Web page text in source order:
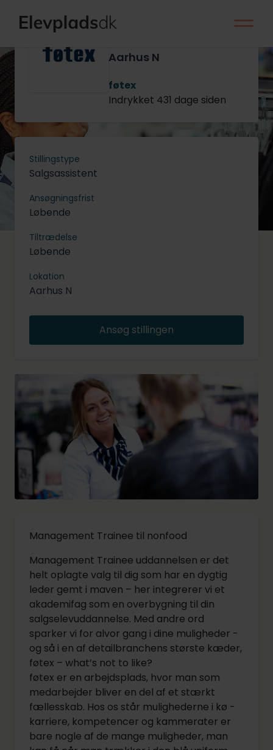
Trainee til
Aarhus N
føtex
Indrykket 431 dage siden
Stillingstype
Salgsassistent
Ansøgningsfrist
Løbende
Tiltrædelse
Løbende
Lokation
Aarhus N
Ansøg stillingen
Management Trainee til nonfood
Management Trainee uddannelsen er det
helt oplagte valg til dig som har en dygtig
leder gemt i maven – her integrerer vi et
akademifag som en overbygning til din
salgselevuddannelse. Med andre ord
sparker vi for alvor gang i dine muligheder -
og så i en af detailbranchens største kæder,
føtex – what’s not to like?
føtex er en arbejdsplads, hvor man som
medarbejder bliver en del af et stærkt
fællesskab. Hos os står mulighederne i kø -
karriere, kompetencer og kammerater er
bare nogle af de mange muligheder, man